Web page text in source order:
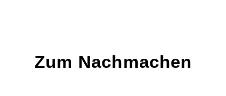
Zum Nachmachen